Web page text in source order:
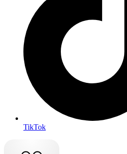
TikTok